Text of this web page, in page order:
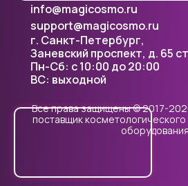
г. Санкт-Петербург,
Заневский проспект, д. 65
info@magicosmo.ru
support@magicosmo.ru
Пн-Сб: с 10:00 до 20:00
ВС: выходной
Все права защищены © 2017-
поставщик
оборудования